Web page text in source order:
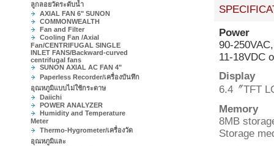
ลูกลอยวัดระดับน้ำ
AXIAL FAN 6" SUNON
COMMONWEALTH
Fan and Filter
Cooling Fan /Axial
Fan/CENTRIFUGAL SINGLE
INLET FANS/Backward-curved
centrifugal fans
SUNON AXIAL AC FAN 4"
Paperless Recorder/เครื่องบันทึก
อุณหภูมิแบบไม่ใช้กระดาษ
Daiichi
POWER ANALYZER
Humidity and Temperature
Meter
Thermo-Hygrometer/เครื่องวัด
อุณหภูมิและ
Power
90-
11-18VDC
Display
6.4〞TFT
Memory
8MB
Storage